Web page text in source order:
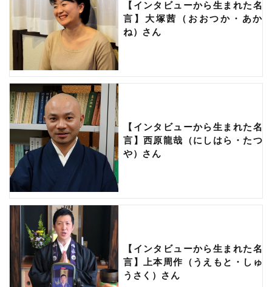
【インタビューから生まれた名
言】大塚茜（おおつか・あか
ね）さん
【インタビューから生まれた名
言】西原龍哉（にしはら・たつ
や）さん
【インタビューから生まれた名
言】上本周作（うえもと・しゅ
うさく）さん